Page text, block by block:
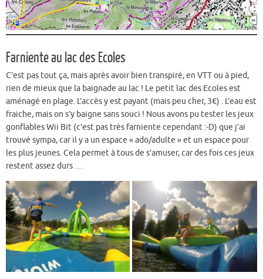
Farniente au lac des Ecoles
C’est pas tout ça, mais après avoir bien transpiré, en VTT ou à pied,
rien de mieux que la baignade au lac ! Le petit lac des Ecoles est
aménagé en plage. L’accès y est payant (mais peu cher, 3€) . L’eau est
fraiche, mais on s’y baigne sans souci ! Nous avons pu tester les jeux
gonflables Wii Bit (c’est pas très farniente cependant :-D) que j’ai
trouvé sympa, car il y a un espace « ado/adulte » et un espace pour
les plus jeunes. Cela permet à tous de s’amuser, car des fois ces jeux
restent assez durs …